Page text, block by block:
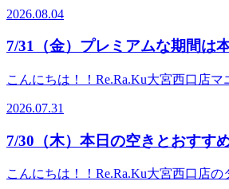
≫ 〒330-0854 埼玉県さいたま市
号≫ 048-871-7339≪営業時間
（単品利用不可）
二人様の場合はお電話いただくとスム
す！
ンファンに大人気！！【肩甲骨ストレ
レッチ】を取り入れたリラク系ボディ
宮西口店 ☆大宮駅から徒歩1分☆
ピングセンターPART1 地下1階≪電
7339≪営業時間≫10:00～21:00
で頭皮にスッキリ感を味わいたい方・
ンのコースと併用してご予約くださ
いただくとスムーズにご案内できます
ストレッチ】と【股関節ストレッチ】
ボディケア！！ Re.Ra.Ku大宮西口店
☆ ≪住所≫ 〒330-0854 埼玉県さ
木町2-3 DOMショッピングセンタ
電話番号≫ 048-871-7339≪営業時間
ディケア★肩甲骨にポイントをおいて
肉をほぐすための［押す・揉む］とい
トレッチによる［伸ばす］動作を加え
までほぐします。 30分 ¥4,400 (税込
分 ¥11,000 (
の香りを選べる炭酸泡を使い頭部をほ
☆・頭の重さ・目・首のお疲れでお悩
したい方 10分 ￥1,650 (税込)20分 ￥
を抜いていきましょう！ 平日はご予約
おります。夏本場もお身体循環させて
♪ 本日も皆さまのお越しを心よりお待
00（最終受付20：30迄） ～～～～今
～～～★オイルフットケア★アロマオ
進の効果や内臓系の活性化が期待でき
(税込) 足裏40分 ¥5,830 (税込) 足
¥8,470 (税込) 足裏・ふくらはぎ
2026.08.04
7/31（金）プレミアムな期間は
こんにちは！！Re.Ra.Ku大宮西口店
まで！！お一人様一回限りの大変お得
ております(/・ω・)/ 定期的なメンテナ
の機会にぜひぜひご参加くださいませ
全身をほぐします。筋肉をほぐすため
2026.07.31
7/30（木）本日の空きとおすす
こんにちは！！Re.Ra.Ku大宮西口店